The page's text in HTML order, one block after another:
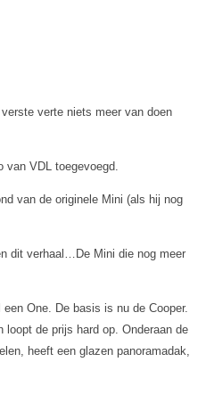
verte niets meer van doen
van VDL toegevoegd.
van de originele Mini (als hij nog
dit verhaal…De Mini die nog meer
One. De basis is nu de Cooper.
loopt de prijs hard op. Onderaan de
heeft een glazen panoramadak,